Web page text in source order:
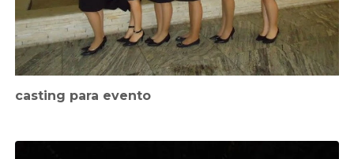
casting para evento